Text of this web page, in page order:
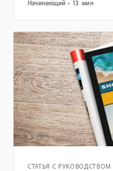
Начинающий 13 мин
СТАТЬЯ С РУКОВОДСТВОМ